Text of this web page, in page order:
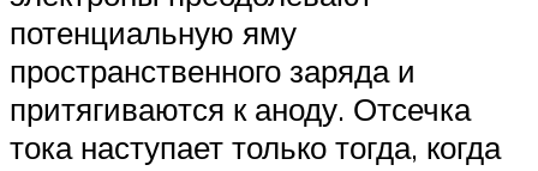
потенциальную яму
пространственного заряда и
притягиваются к аноду. Отсечка
тока наступает только тогда, когда